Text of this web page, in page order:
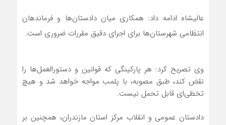
عالیشاه ادامه داد: همکاری میان دادستان‌ها و فرماندهان
انتظامی شهرستان‌ها برای اجرای دقیق مقررات ضروری است.
وی تصریح کرد: هر پارکینگی که قوانین و دستورالعمل‌ها را
نقض کند، طبق مصوبه، با پلمب مواجه خواهد شد و هیچ
تخطی‌ای قابل تحمل نیست.
دادستان عمومی و انقلاب مرکز استان مازندران، همچنین بر